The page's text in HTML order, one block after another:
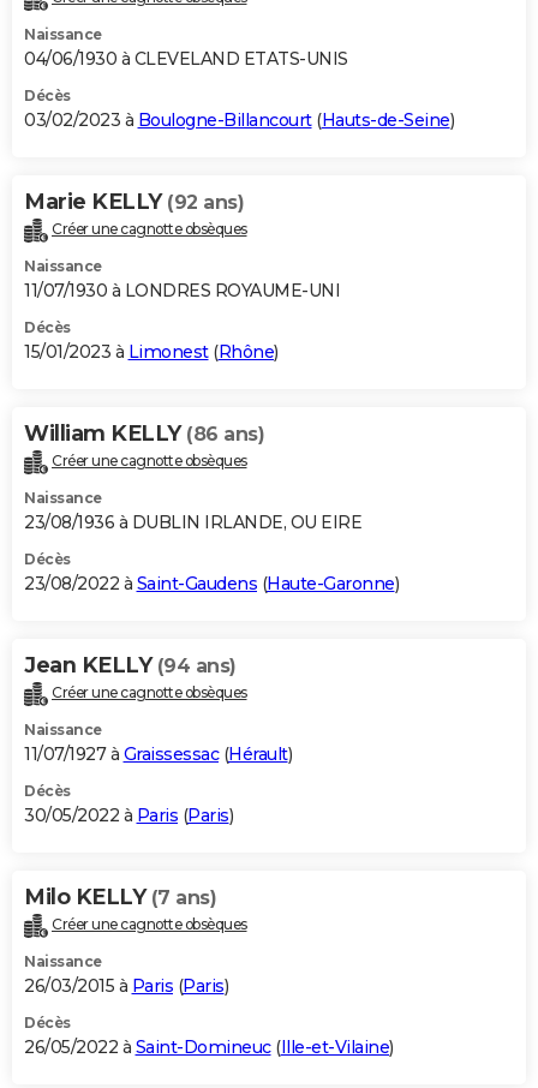
Naissance
04/06/1930 à CLEVELAND ETATS-UNIS
Décès
03/02/2023 à Boulogne-Billancourt(Hauts-de-Seine)
Marie KELLY (92 ans)
Créer une cagnotte obsèques
Naissance
11/07/1930 à LONDRES ROYAUME-UNI
Décès
15/01/2023 à Limonest(Rhône)
William KELLY (86 ans)
Créer une cagnotte obsèques
Naissance
23/08/1936 à DUBLIN IRLANDE, OU EIRE
Décès
23/08/2022 à Saint-Gaudens (Haute-Garonne)
Jean KELLY (94 ans)
Créer une cagnotte obsèques
Naissance
11/07/1927 à Graissessac(Hérault)
Décès
30/05/2022 à Paris (Paris)
Milo KELLY (7 ans)
Créer une cagnotte obsèques
Naissance
26/03/2015 à Paris (Paris)
Décès
26/05/2022 à Saint-Domineuc(Ille-et-Vilaine)